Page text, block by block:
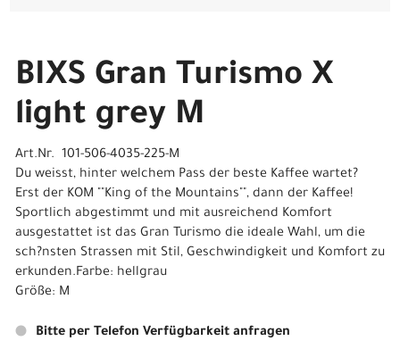
BIXS Gran Turismo X
light grey M
Art.Nr. 101-506-4035-225-M
Du weisst, hinter welchem Pass der beste Kaffee wartet?
Erst der KOM ""King of the Mountains"", dann der Kaffee!
Sportlich abgestimmt und mit ausreichend Komfort
ausgestattet ist das Gran Turismo die ideale Wahl, um die
sch?nsten Strassen mit Stil, Geschwindigkeit und Komfort zu
erkunden.Farbe: hellgrau
Größe: M
Bitte per Telefon Verfügbarkeit anfragen